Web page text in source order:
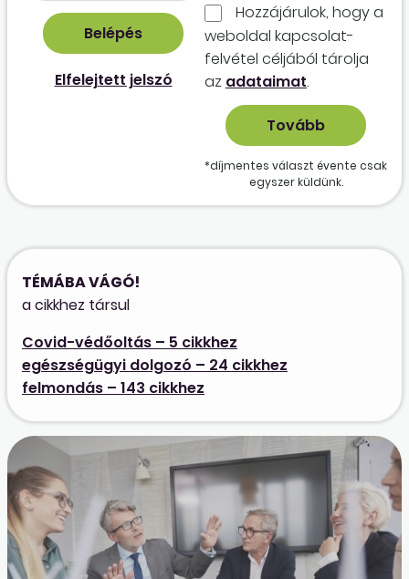
Elfelejtett jelszó
Hozzájárulok, hogy a
weboldal kapcso­lat­
felvétel céljából tárolja
az adataimat.
*díjmentes választ évente csak
egyszer küldünk.
TÉMÁBA VÁGÓ!
a cikkhez társul
Covid-védőoltás – 5 cikkhez
egészségügyi dolgozó – 24 cikkhez
felmondás – 143 cikkhez